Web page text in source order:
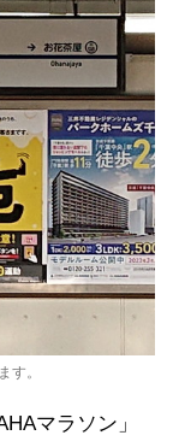
す。
マラソン」